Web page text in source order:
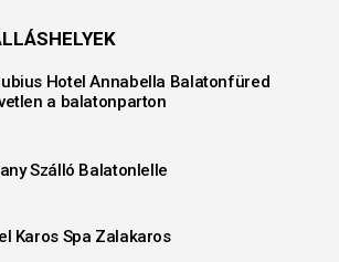
Hotel Annabella Balatonfüred
a balatonparton
Szálló Balatonlelle
Karos Spa Zalakaros